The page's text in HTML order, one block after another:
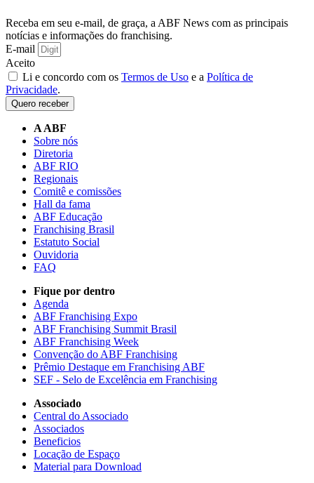
Receba em seu e-mail, de graça, a ABF News com as principais
notícias e informações do franchising.
E-mail
Aceito
Li e concordo com os Termos de Uso e a Política de
Privacidade.
Quero receber
A ABF
Sobre nós
Diretoria
ABF RIO
Regionais
Comitê e comissões
Hall da fama
ABF Educação
Franchising Brasil
Estatuto Social
Ouvidoria
FAQ
Fique por dentro
Agenda
ABF Franchising Expo
ABF Franchising Summit Brasil
ABF Franchising Week
Convenção do ABF Franchising
Prêmio Destaque em Franchising ABF
SEF - Selo de Excelência em Franchising
Associado
Central do Associado
Associados
Beneficios
Locação de Espaço
Material para Download